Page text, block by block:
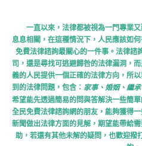
一直以來，法律都被視為一門專業
息息相關，在這種情況下，人民應該如
免費法律諮詢最關心的一件事。法律諮
司，還是尋找可逃避歸咎的法律漏洞，
義的人民提供一個正確的法律方向，所
到的法律問題，包含： 家事、婚姻、繼
希望能先透過簡易的問與答解決一些簡
全民免費法律諮詢網的朋友，能夠獲得
新聞做出法律方面的見解，期望能帶給
助，若還有其他未解的疑問，也歡迎撥